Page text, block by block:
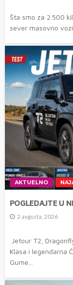
Šta smo za 2.500
sever masovno
AKTUELNO
POGLEDAJTE U
2 avgusta, 2026
Jetour T2,
Klasa i legendarna
Gume...